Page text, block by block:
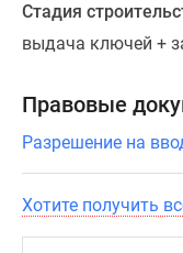
и
оборудование
обеспечивают
удобное
передвижение
на
кресле-
Стадия
выдача ключей +
Правовые
Разрешение на
Хотите получить